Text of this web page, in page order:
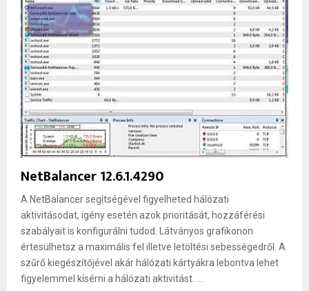
NetBalancer 12.6.1.4290
A NetBalancer segítségével figyelheted hálózati
aktivitásodat, igény esetén azok prioritását, hozzáférési
szabályait is konfigurálni tudod. Látványos grafikonon
értesülhetsz a maximális fel illetve letöltési sebességedről. A
szűrő kiegészítőjével akár hálózati kártyákra lebontva lehet
figyelemmel kísérni a hálózati aktivitást. ...